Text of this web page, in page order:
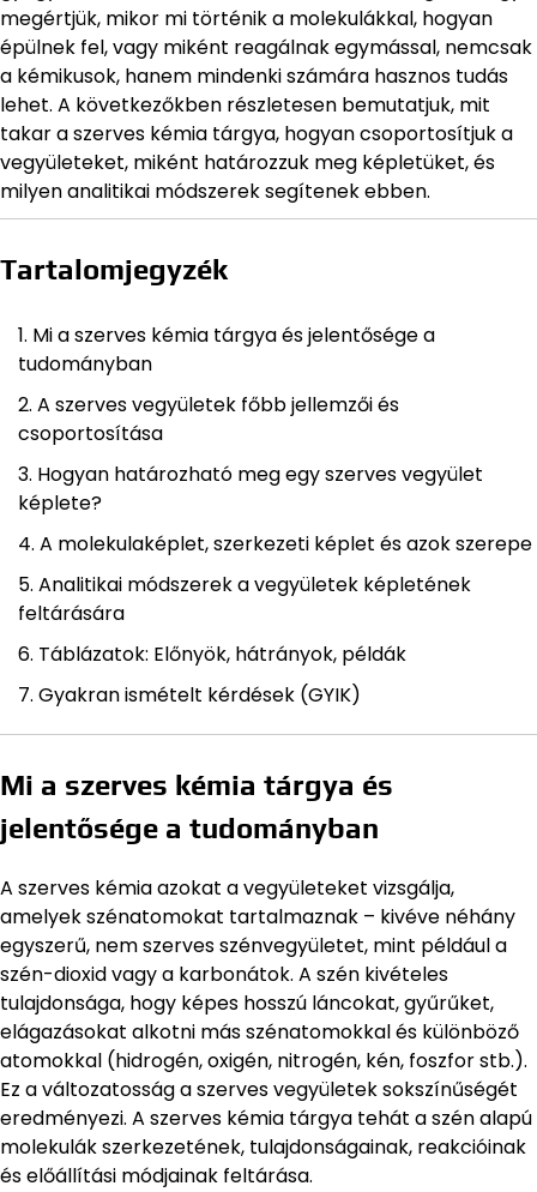
megértjük, mikor mi történik a molekulákkal, hogyan
épülnek fel, vagy miként reagálnak egymással, nemcsak
a kémikusok, hanem mindenki számára hasznos tudás
lehet. A következőkben részletesen bemutatjuk, mit
takar a szerves kémia tárgya, hogyan csoportosítjuk a
vegyületeket, miként határozzuk meg képletüket, és
milyen analitikai módszerek segítenek ebben.
Tartalomjegyzék
Mi a szerves kémia tárgya és jelentősége a
tudományban
A szerves vegyületek főbb jellemzői és
csoportosítása
Hogyan határozható meg egy szerves vegyület
képlete?
A molekulaképlet, szerkezeti képlet és azok szerepe
Analitikai módszerek a vegyületek képletének
feltárására
Táblázatok: Előnyök, hátrányok, példák
Gyakran ismételt kérdések (GYIK)
Mi a szerves kémia tárgya és
jelentősége a tudományban
A szerves kémia azokat a vegyületeket vizsgálja,
amelyek szénatomokat tartalmaznak – kivéve néhány
egyszerű, nem szerves szénvegyületet, mint például a
szén-dioxid vagy a karbonátok. A szén kivételes
tulajdonsága, hogy képes hosszú láncokat, gyűrűket,
elágazásokat alkotni más szénatomokkal és különböző
atomokkal (hidrogén, oxigén, nitrogén, kén, foszfor stb.).
Ez a változatosság a szerves vegyületek sokszínűségét
eredményezi. A szerves kémia tárgya tehát a szén alapú
molekulák szerkezetének, tulajdonságainak, reakcióinak
és előállítási módjainak feltárása.